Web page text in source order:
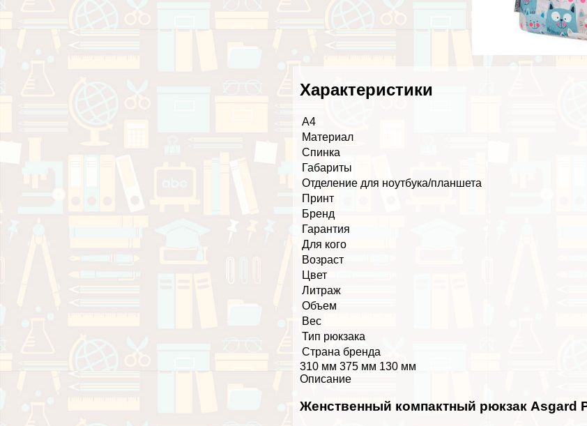
Хаpaктеристики
А4
Материал
Спинка
Габариты
Отделение для ноутбука/планшета
Принт
Бренд
Гарантия
Для кого
Возраст
Цвет
Литраж
Объем
Вес
Тип рюкзака
Страна бренда
310 мм 375 мм 130 мм
Описание
Женственный компактный рюкзак Asgard